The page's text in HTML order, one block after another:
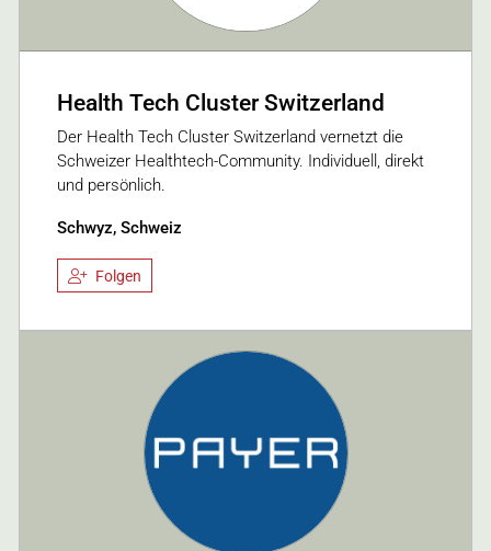
Health Tech Cluster Switzerland
Der Health Tech Cluster Switzerland vernetzt die
Schweizer Healthtech-Community. Individuell, direkt
und persönlich.
Schwyz, Schweiz
Folgen